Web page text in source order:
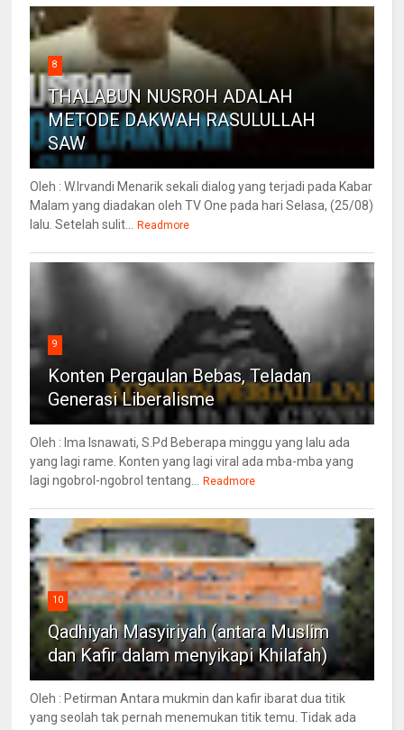
8
THALABUN NUSROH ADALAH
METODE DAKWAH RASULULLAH
SAW
Oleh : W.Irvandi Menarik sekali dialog yang terjadi pada Kabar
Malam yang diadakan oleh TV One pada hari Selasa, (25/08)
lalu. Setelah sulit... Readmore
9
Konten Pergaulan Bebas, Teladan
Generasi Liberalisme
Oleh : Ima Isnawati, S.Pd Beberapa minggu yang lalu ada
yang lagi rame. Konten yang lagi viral ada mba-mba yang
lagi ngobrol-ngobrol tentang... Readmore
10
Qadhiyah Masyiriyah (antara Muslim
dan Kafir dalam menyikapi Khilafah)
Oleh : Petirman Antara mukmin dan kafir ibarat dua titik
yang seolah tak pernah menemukan titik temu. Tidak ada